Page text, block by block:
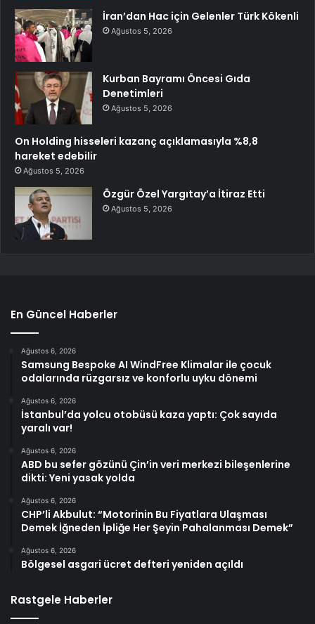
İran’dan Hac için Gelenler Türk Kökenli
Ağustos 5, 2026
Kurban Bayramı Öncesi Gıda
Denetimleri
Ağustos 5, 2026
On Holding hisseleri kazanç açıklamasıyla %8,8
hareket edebilir
Ağustos 5, 2026
Özgür Özel Yargıtay’a İtiraz Etti
Ağustos 5, 2026
En Güncel Haberler
Ağustos 6, 2026
Samsung Bespoke AI WindFree Klimalar ile çocuk
odalarında rüzgarsız ve konforlu uyku dönemi
Ağustos 6, 2026
İstanbul’da yolcu otobüsü kaza yaptı: Çok sayıda
yaralı var!
Ağustos 6, 2026
ABD bu sefer gözünü Çin’in veri merkezi bileşenlerine
dikti: Yeni yasak yolda
Ağustos 6, 2026
CHP’li Akbulut: “Motorinin Bu Fiyatlara Ulaşması
Demek İğneden İpliğe Her Şeyin Pahalanması Demek”
Ağustos 6, 2026
Bölgesel asgari ücret defteri yeniden açıldı
Rastgele Haberler